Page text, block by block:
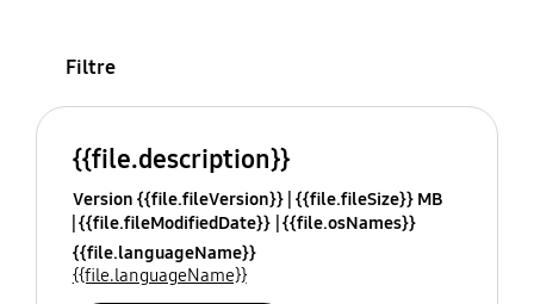
Filtre
{{file.description}}
Version {{file.fileVersion}} {{file.fileSize}} MB
{{file.fileModifiedDate}} {{file.osNames}}
{{file.languageName}}
{{file.languageName}}